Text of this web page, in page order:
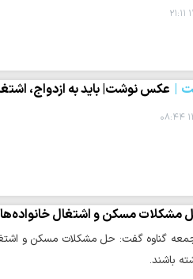
عکس نوشت| باید به ازدواج،
مشکلات مسکن و اشتغال
گناوه گفت: حل مشکلات مسکن و
باشند.